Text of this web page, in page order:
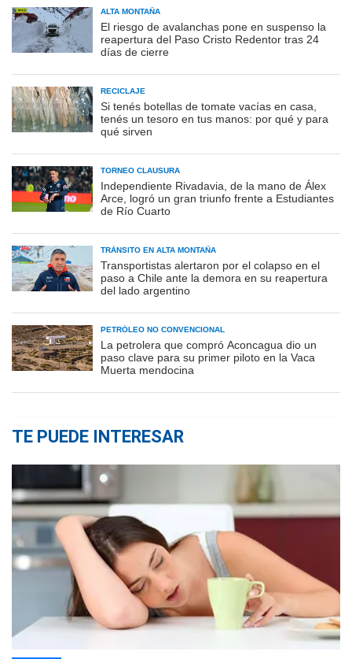
ALTA MONTAÑA
El riesgo de avalanchas pone en suspenso la
reapertura del Paso Cristo Redentor tras 24
días de cierre
RECICLAJE
Si tenés botellas de tomate vacías en casa,
tenés un tesoro en tus manos: por qué y para
qué sirven
TORNEO CLAUSURA
Independiente Rivadavia, de la mano de Álex
Arce, logró un gran triunfo frente a Estudiantes
de Río Cuarto
TRÁNSITO EN ALTA MONTAÑA
Transportistas alertaron por el colapso en el
paso a Chile ante la demora en su reapertura
del lado argentino
PETRÓLEO NO CONVENCIONAL
La petrolera que compró Aconcagua dio un
paso clave para su primer piloto en la Vaca
Muerta mendocina
TE PUEDE INTERESAR